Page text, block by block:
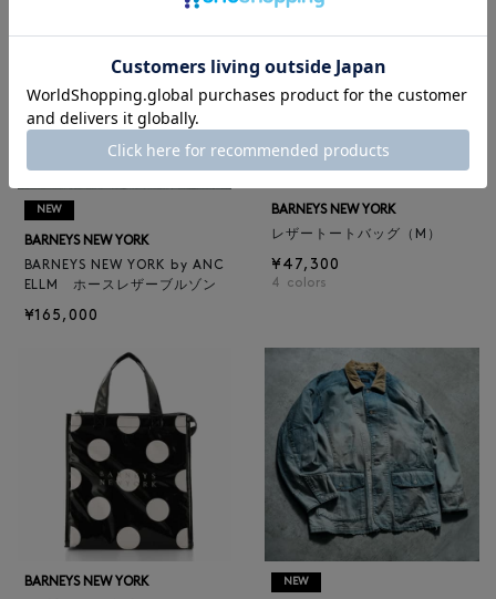
NEW
BARNEYS NEW YORK
BARNEYS NEW YORK by ANC
ELLM ホースレザーブルゾン
¥165,000
BARNEYS NEW YORK
レザートートバッグ（M）
¥47,300
4 colors
BARNEYS NEW YORK
NEW